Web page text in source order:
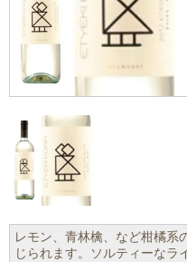
レモン、青林檎、など柑橘系
じられます。ソルティーなラ